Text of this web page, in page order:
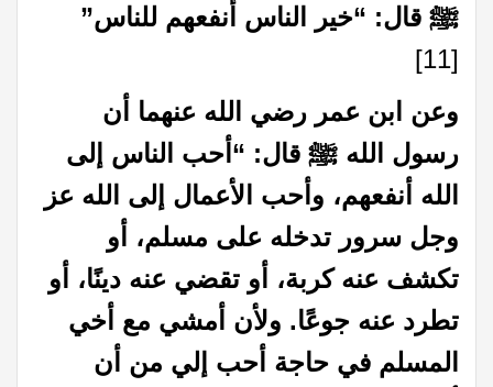
ﷺ قال: “خير الناس أنفعهم للناس”
[11]
وعن ابن عمر رضي الله عنهما أن
رسول الله ﷺ قال: “أحب الناس إلى
الله أنفعهم، وأحب الأعمال إلى الله عز
وجل سرور تدخله على مسلم، أو
تكشف عنه كربة، أو تقضي عنه دينًا، أو
تطرد عنه جوعًا. ولأن أمشي مع أخي
المسلم في حاجة أحب إلي من أن